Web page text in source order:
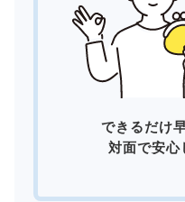
できるだけ
対面で安心